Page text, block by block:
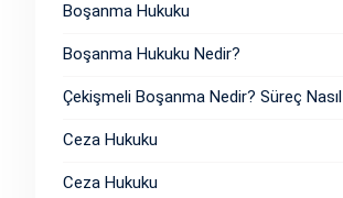
Boşanma Hukuku
Boşanma Hukuku Nedir?
Çekişmeli Boşanma Nedir? Süreç
Ceza Hukuku
Ceza Hukuku